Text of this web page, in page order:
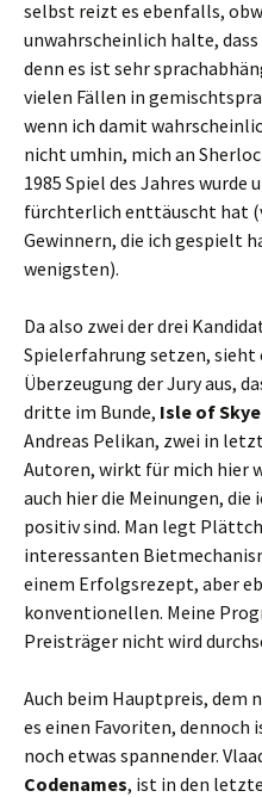
selbst reizt es ebenfalls,
unwahrscheinlich halte,
denn es ist sehr
vielen Fällen in
wenn ich damit
nicht umhin, mich an
1985 Spiel des Jahres
fürchterlich enttäuscht hat
Gewinnern, die ich gespielt
wenigsten).
Da also zwei der drei
Spielerfahrung setzen, sieht
Überzeugung der Jury aus,
dritte im Bunde, Isle of Skye
Andreas Pelikan, zwei in
Autoren, wirkt für mich hier
auch hier die Meinungen, die
positiv sind. Man legt
interessanten
einem Erfolgsrezept, aber
konventionellen. Meine
Preisträger nicht wird
Auch beim Hauptpreis, dem
es einen Favoriten, dennoch
noch etwas spannender.
Codenames, ist in den